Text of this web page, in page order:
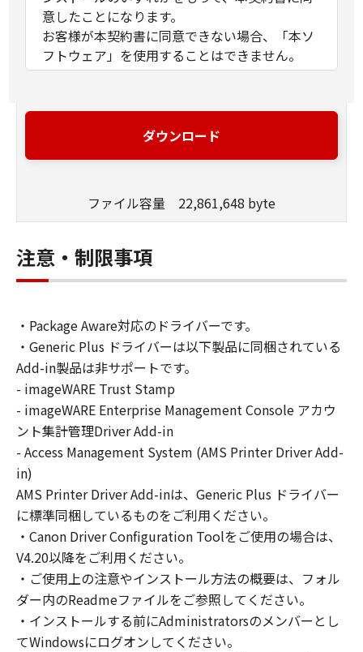
意したことになります。
お客様が本契約書に同意できない場合、「本ソ
フトウェア」を使用することはできません。
(1) キヤノンは、お客様が「キヤノン製品」を利
用する目的のために、「キヤノン製品」に直接
（本契約書においては、「本ソフトウェア」を
ること、またはコンピューターにおいて表示す
ること、アクセスすること、もしくは実行する
ことのいずれも含むものとします。）するため
お客様は、また「指定機器」にネットワークを
通じて接続されたコンピューター上で、かかる
コンピューターの使用者に対して「本ソフトウ
ェア」を使用させることができますが、かかる
コンピューターの使用者に本契約書上の義務お
よび条件を遵守させるとともに、その履行に関
し全責任を負うことを条件とします。
(2) お客様は、上記(1)に基づいて「本ソフトウ
「本ソフトウェア」を１部、複製することがで
きます。
(3) 上記(1)および(2)に定める場合を除き、キヤ
ノンまたはキヤノンのライセンサーのいかなる
知的財産権も、明示たると黙示たるとを問わ
ず、本契約書によってお客様に譲渡あるいは許
諾されるものではありません。
ダウンロード
ファイル容量 22,861,648 byte
注意・制限事項
・Package Aware対応のドライバーです。
・Generic Plus ドライバーは以下製品に同梱されている
Add-in製品は非サポートです。
- imageWARE Trust Stamp
- imageWARE Enterprise Management Console アカウ
ント集計管理Driver Add-in
- Access Management System (AMS Printer Driver Add-
in)
AMS Printer Driver Add-inは、Generic Plus ドライバー
に標準同梱しているものをご利用ください。
・Canon Driver Configuration Toolをご使用の場合は、
V4.20以降をご利用ください。
・ご使用上の注意やインストール方法の概要は、フォル
ダー内のReadmeファイルをご参照してください。
・インストールする前にAdministratorsのメンバーとし
てWindowsにログオンしてください。